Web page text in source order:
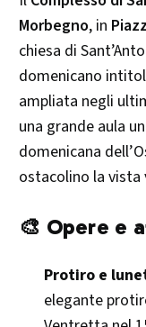
Morbegno, in
chiesa di
domenicano
ampliata negli
una grande aula
domenicana
ostacolino la vista
🎨 Opere e
Protiro e
elegante